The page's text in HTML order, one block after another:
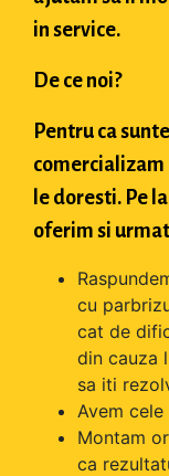
in service.
De ce noi?
Pentru ca
comercializam
le doresti. Pe
oferim si
cu
cat de
din cauza
sa iti
Avem
Montam
ca